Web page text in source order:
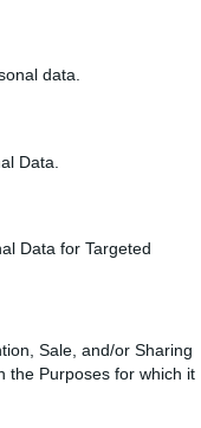
data.
Data.
the Purposes for which it
Terrusi” di
contenute nel
tuo smartphone.